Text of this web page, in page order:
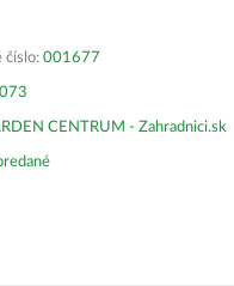
číslo: 001677
CENTRUM - Zahradnici.sk